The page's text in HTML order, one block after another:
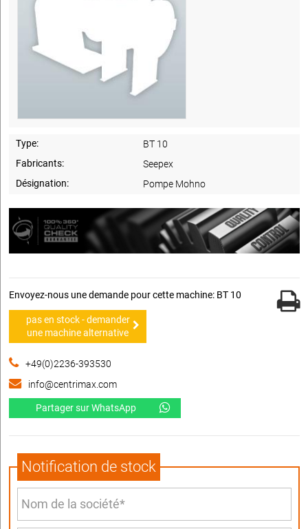
Type:
BT 10
Fabricants:
Seepex
Désignation:
Pompe Mohno
Envoyez-nous une demande pour cette machine: BT 10
pas en stock - demander
une machine alternative
+49(0)2236-393530
info@centrimax.com
Partager sur WhatsApp
Notification de stock